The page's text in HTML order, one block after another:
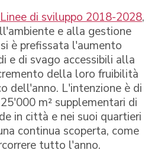
Linee di sviluppo 2018-2028,
e alla gestione
è prefissata l'aumento
e di svago accessibili alla
della loro fruibilità
dell'anno. L'intenzione è di
m² supplementari di
in città e nei suoi quartieri
continua scoperta, come
tutto l'anno.